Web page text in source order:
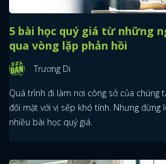
5 bài học quý giá từ những
qua vòng lặp phản hồi
Trương Di
Quá trình đi làm nơi công sở của chúng
đối mặt với vị sếp khó tính. Nhưng đừng
nhiều bài học quý giá.